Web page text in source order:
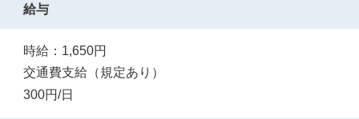
給与
時給：1,650円
交通費支給（規定あり）
300円/日